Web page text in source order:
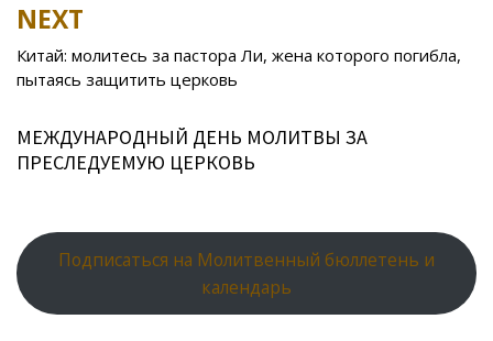
ki
NEXT
Китай: молитесь за пастора Ли, жена которого погибла,
пытаясь защитить церковь
МЕЖДУНАРОДНЫЙ ДЕНЬ МОЛИТВЫ ЗА
ПРЕСЛЕДУЕМУЮ ЦЕРКОВЬ
Подписаться на Молитвенный бюллетень и
календарь